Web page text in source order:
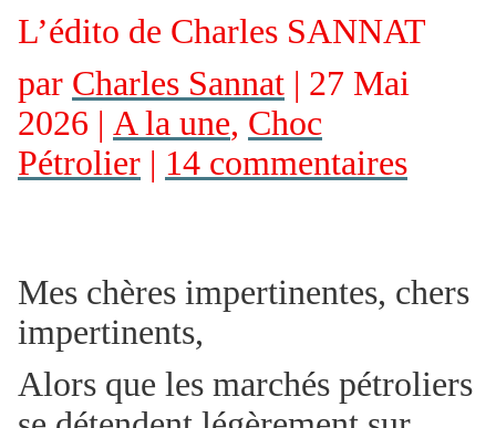
L’édito de Charles SANNAT
par Charles Sannat | 27 Mai
2026 | A la une, Choc
Pétrolier | 14 commentaires
Mes chères impertinentes, chers
impertinents,
Alors que les marchés pétroliers